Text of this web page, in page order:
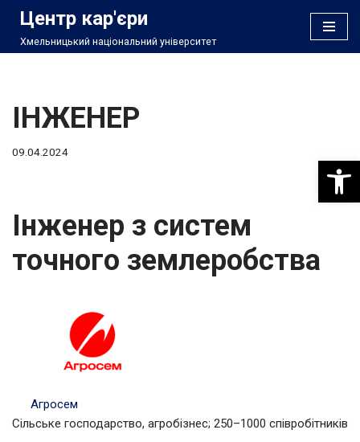
Перейти
Центр кар'єри
Хмельницький національний університет
ІНЖЕНЕР
09.04.2024
Інженер з систем
точного землеробства
Агросем
Сільське господарство, агробізнес; 250–1000 співробітників